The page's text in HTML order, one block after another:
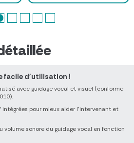
facile d'utilisation !
avec guidage vocal et visuel (conforme
pour mieux aider l'intervenant et
sonore du guidage vocal en fonction